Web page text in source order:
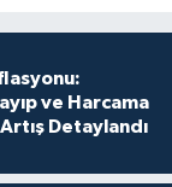
ve Harcama
Detaylandı